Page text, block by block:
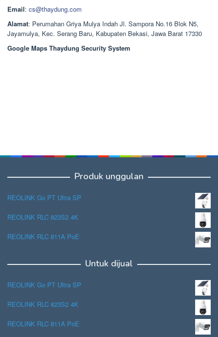
Email: cs@thaydung.com
Alamat: Perumahan Griya Mulya Indah Jl. Sampora No.16 Blok N5,
Jayamulya, Kec. Serang Baru, Kabupaten Bekasi, Jawa Barat 17330
Google Maps Thaydung Security System
Produk unggulan
REOLINK Go PT Ultra SP
REOLINK RLC 823S2 4K
REOLINK RLC 811A PoE
Untuk dijual
REOLINK Go PT Ultra SP
REOLINK RLC 823S2 4K
REOLINK RLC 811A PoE